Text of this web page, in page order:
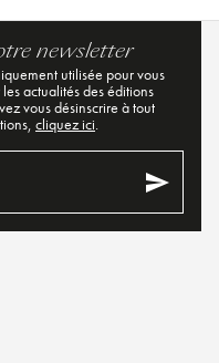
newsletter
utilisée pour vous
actualités des éditions
vous désinscrire à tout
cliquez ici.
send